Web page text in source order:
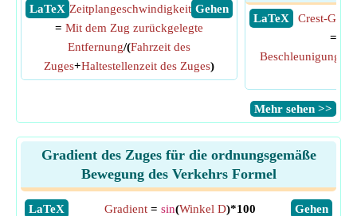
​ LaTeX
​ Gehen
Zeitplangeschwindigkeit
= Mit dem Zug zurückgelegte
Entfernung/(Fahrzeit des
Zuges+Haltestellenzeit des Zuges)
​ LaTeX
Crest-
=
Beschleunigung
​Mehr sehen >>
Gradient des Zuges für die ordnungsgemäße
Bewegung des Verkehrs Formel
​LaTeX ​Gehen
Gradient= sin(Winkel D)*100